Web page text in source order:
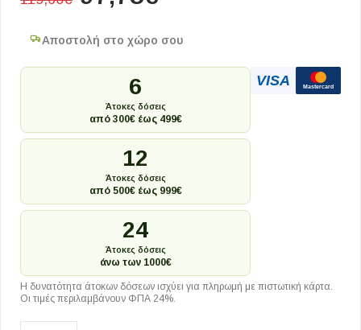
Αποστολή στο χώρο σου
6
Άτοκες δόσεις
από 300€ έως 499€
12
Άτοκες δόσεις
από 500€ έως 999€
24
Άτοκες δόσεις
άνω των 1000€
VISA Mastercard
Η δυνατότητα άτοκων δόσεων ισχύει για πληρωμή με πιστωτική κάρτα.
Οι τιμές περιλαμβάνουν ΦΠΑ 24%.